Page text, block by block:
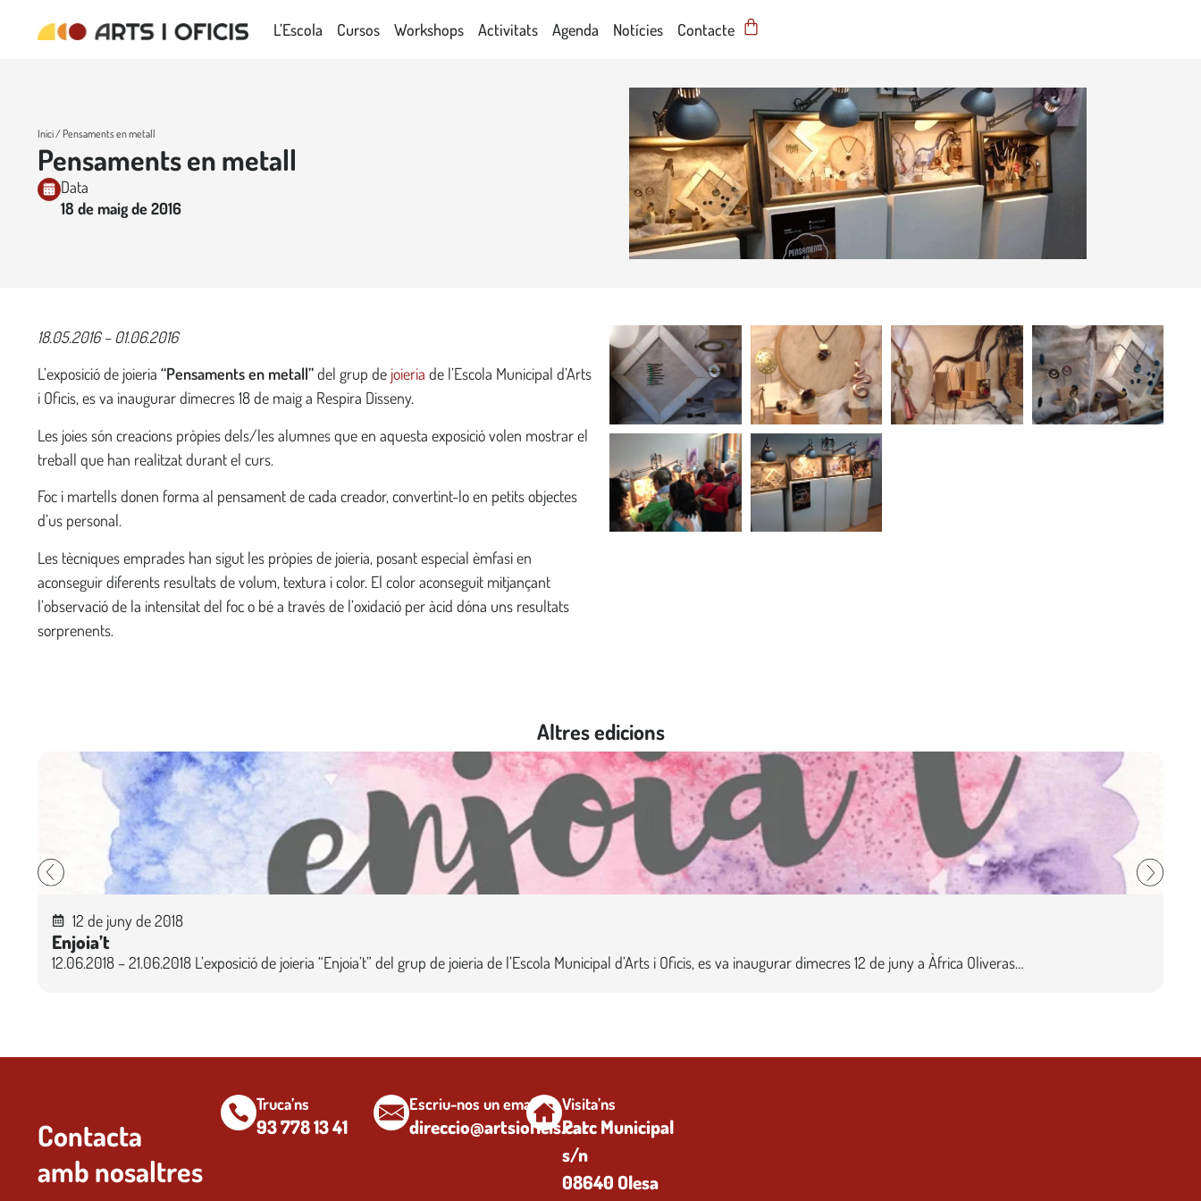
L’Escola Cursos Workshops Activitats Agenda Notícies Contacte
Inici/ Pensaments en metall
Pensaments en metall
Data
18 de maig de 2016
18.05.2016 – 01.06.2016
L’exposició de joieria “Pensaments en metall”del grup de joieria de l’Escola Municipal d’Arts
i Oficis, es va inaugurar dimecres 18 de maig a Respira Disseny.
Les joies són creacions pròpies dels/les alumnes que en aquesta exposició volen mostrar el
treball que han realitzat durant el curs.
Foc i martells donen forma al pensament de cada creador, convertint-lo en petits objectes
d’us personal.
Les tècniques emprades han sigut les pròpies de joieria, posant especial èmfasi en
aconseguir diferents resultats de volum, textura i color. El color aconseguit mitjançant
l’observació de la intensitat del foc o bé a través de l’oxidació per àcid dóna uns resultats
sorprenents.
Altres edicions
12 de juny de 2018
Enjoia’t
12.06.2018 – 21.06.2018 L’exposició de joieria “Enjoia’t” del grup de joieria de l’Escola Municipal d’Arts i Oficis, es va inaugurar dimecres 12 de juny a Àfrica Oliveras…
Contacta
amb nosaltres
Truca’ns
93 778 13 41
Escriu-nos un email
direccio@artsioficis.cat
Visita’ns
Parc Municipal
s/n
08640 Olesa